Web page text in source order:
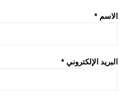
الاسم *
البريد الإلكتروني *